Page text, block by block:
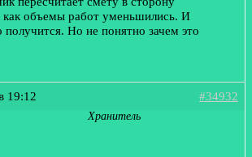
как объемы работ уменьшились. И
получится. Но не понятно зачем это
19:12 #34932
Хранитель